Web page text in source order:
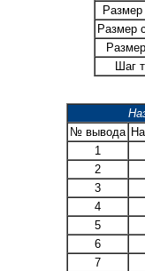
Размер
Размер
Шаг
№ вывода
1
2
3
4
5
6
7